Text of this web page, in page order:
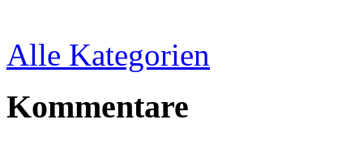
Alle Kategorien
Kommentare